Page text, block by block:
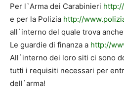
Per l`Arma dei Carabinieri
e per la Polizia http://
all`interno del quale trova
Le guardie di finanza a http://
All`interno dei loro siti ci sono
tutti i requisiti necessari per
dell`arma!